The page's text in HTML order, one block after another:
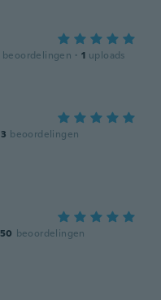
beoordelingen · 1 uploads
3 beoordelingen
50 beoordelingen